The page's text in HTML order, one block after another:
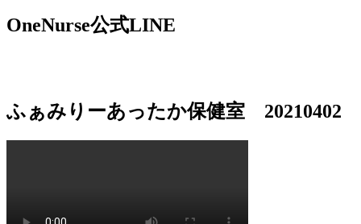
OneNurse公式LINE
ふぁみりーあったか保健室 20210402